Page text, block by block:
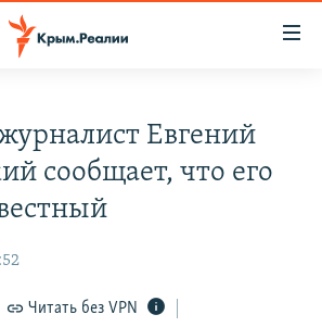
11 ИСТОРИЙ СОПРОТИВЛЕНИЯ
Евгений
сообщает, что его
Читать без VPN